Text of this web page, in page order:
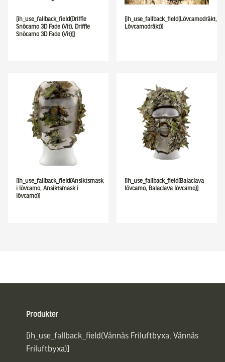
[ih_use_fallback_field(Driffle
Snöcamo 3D Fade (Vit), Driffle
Snöcamo 3D Fade (Vit))]
[ih_use_fallback_field(Lövcamodräkt,
Lövcamodräkt)]
[ih_use_fallback_field(Ansiktsmask
i lövcamo, Ansiktsmask i
lövcamo)]
[ih_use_fallback_field(Balaclava
lövcamo, Balaclava lövcamo)]
Produkter
[ih_use_fallback_field(Vännäs Friluftbyxa, Vännäs
Friluftbyxa)]